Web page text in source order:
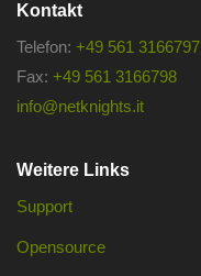
Kontakt
Telefon: +49 561 3166797
Fax: +49 561 3166798
info@netknights.it
Weitere Links
Support
Opensource